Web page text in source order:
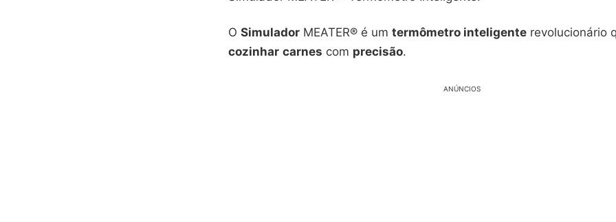
O Simulador MEATER® é um termômetro inteligente revolucionário
cozinhar carnes com precisão.
ANÚNCIOS